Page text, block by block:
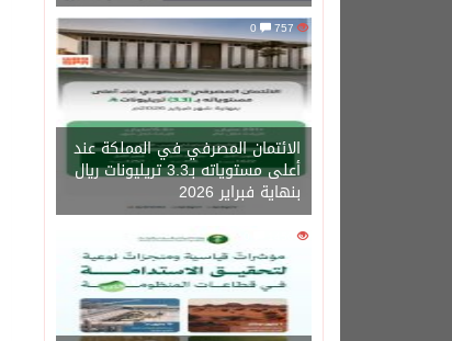
757
0
الائتمان المصرفي في المملكة عند
أعلى مستوياته بـ3.3 تريليونات ريال
بنهاية فبراير 2026
1450